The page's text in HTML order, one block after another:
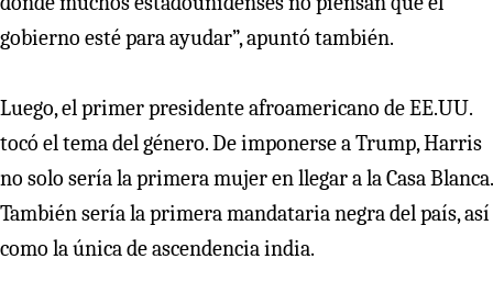
gobierno esté para ayudar”, apuntó también.
Luego, el primer presidente afroamericano de EE.UU.
tocó el tema del género. De imponerse a Trump, Harris
no solo sería la primera mujer en llegar a la Casa Blanca.
También sería la primera mandataria negra del país, así
como la única de ascendencia india.